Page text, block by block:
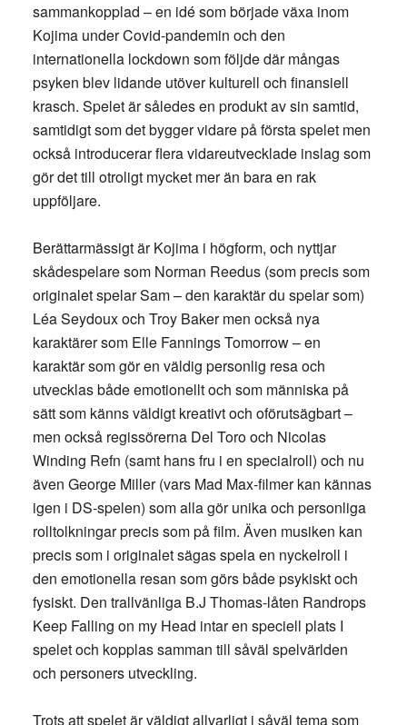
sammankopplad – en idé som började växa inom
Kojima under Covid-pandemin och den
internationella lockdown som följde där mångas
psyken blev lidande utöver kulturell och finansiell
krasch. Spelet är således en produkt av sin samtid,
samtidigt som det bygger vidare på första spelet men
också introducerar flera vidareutvecklade inslag som
gör det till otroligt mycket mer än bara en rak
uppföljare.
Berättarmässigt är Kojima i högform, och nyttjar
skådespelare som Norman Reedus (som precis som
originalet spelar Sam – den karaktär du spelar som)
Léa Seydoux och Troy Baker men också nya
karaktärer som Elle Fannings Tomorrow – en
karaktär som gör en väldig personlig resa och
utvecklas både emotionellt och som människa på
sätt som känns väldigt kreativt och oförutsägbart –
men också regissörerna Del Toro och Nicolas
Winding Refn (samt hans fru i en specialroll) och nu
även George Miller (vars Mad Max-filmer kan kännas
igen i DS-spelen) som alla gör unika och personliga
rolltolkningar precis som på film. Även musiken kan
precis som i originalet sägas spela en nyckelroll i
den emotionella resan som görs både psykiskt och
fysiskt. Den trallvänliga B.J Thomas-låten Randrops
Keep Falling on my Head intar en speciell plats I
spelet och kopplas samman till såväl spelvärlden
och personers utveckling.
Trots att spelet är väldigt allvarligt i såväl tema som